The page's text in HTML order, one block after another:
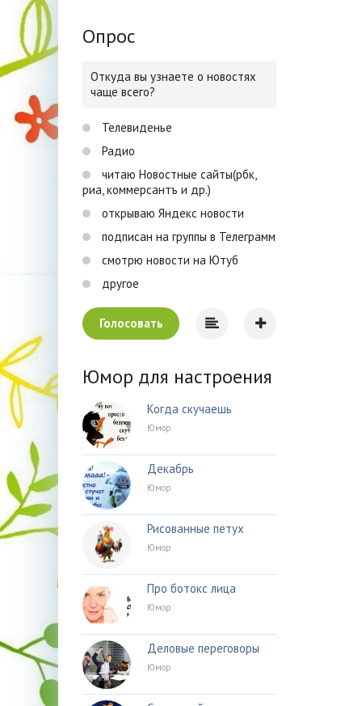
Опрос
Откуда вы узнаете о новостях
чаще всего?
Телевиденье
Радио
читаю Новостные сайты(рбк,
риа, коммерсантъ и др.)
открываю Яндекс новости
подписан на группы в Телеграмм
смотрю новости на Ютуб
другое
Голосовать
Юмор для настроения
Когда скучаешь
Юмор
Декабрь
Юмор
Рисованные петух
Юмор
Про ботокс лица
Юмор
Деловые переговоры
Юмор